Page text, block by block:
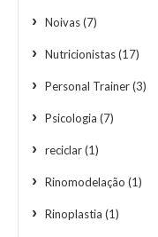
Noivas(7)
Nutricionistas(17)
Personal Trainer(3)
Psicologia (7)
reciclar(1)
Rinomodelação (1)
Rinoplastia (1)